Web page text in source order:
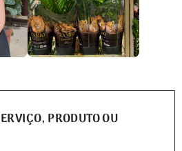
PRODUTO OU